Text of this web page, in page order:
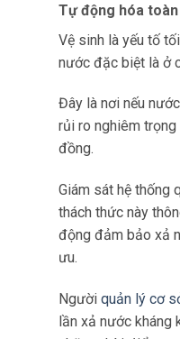
Tự động hóa
Vệ sinh là yếu tố tối
nước đặc biệt là ở
Đây là nơi nếu
rủi ro nghiêm
đồng.
Giám sát hệ thống
thách thức này
động đảm bảo xả
ưu.
Người quản lý cơ
lần xả nước kháng